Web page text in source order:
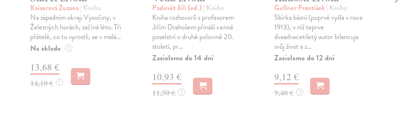
Kaiserová Zuzana| Kniha
Na západním okraji Vysočiny, v
Železných horách, začíná léto. Tři
přátelé, co tu vyrostli, se v malá...
Na sklade ?
13,68 €
14,10 € ?
Padevět Jiří (ed.)| Kniha
Kniha rozhovorů s profesorem
Jiřím Drahošem přináší cenné
poselství o druhé polovině 20.
století, pr...
Zasielame do 14 dní
10,93 €
11,50 € ?
Gellner František| Kniha
Sbírka básní (poprvé vyšla v roce
1913), v níž teprve
dvaadvacetiletý autor bilancuje
svůj život a z...
Zasielame do 12 dní
9,12 €
9,40 € ?